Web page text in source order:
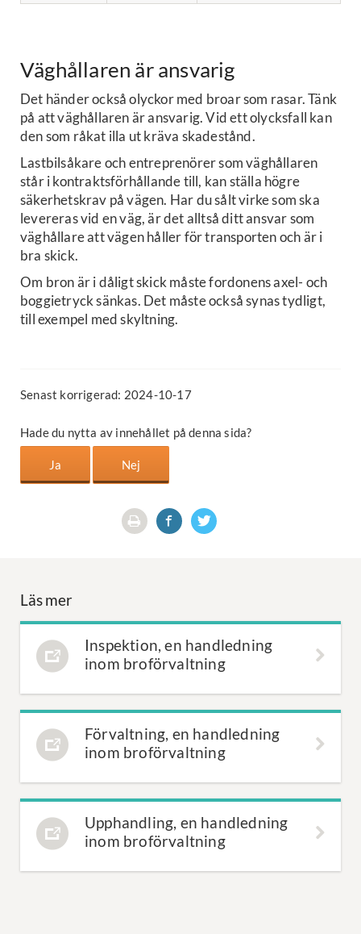
Väghållaren är ansvarig
Det händer också olyckor med broar som rasar. Tänk
på att väghållaren är ansvarig. Vid ett olycksfall kan
den som råkat illa ut kräva skadestånd.
Lastbilsåkare och entreprenörer som väghållaren
står i kontraktsförhållande till, kan ställa högre
säkerhetskrav på vägen. Har du sålt virke som ska
levereras vid en väg, är det alltså ditt ansvar som
väghållare att vägen håller för transporten och är i
bra skick.
Om bron är i dåligt skick måste fordonens axel- och
boggietryck sänkas. Det måste också synas tydligt,
till exempel med skyltning.
Senast korrigerad: 2024-10-17
Hade du nytta av innehållet på denna sida?
Läs mer
Inspektion, en handledning
inom broförvaltning
Förvaltning, en handledning
inom broförvaltning
Upphandling, en handledning
inom broförvaltning